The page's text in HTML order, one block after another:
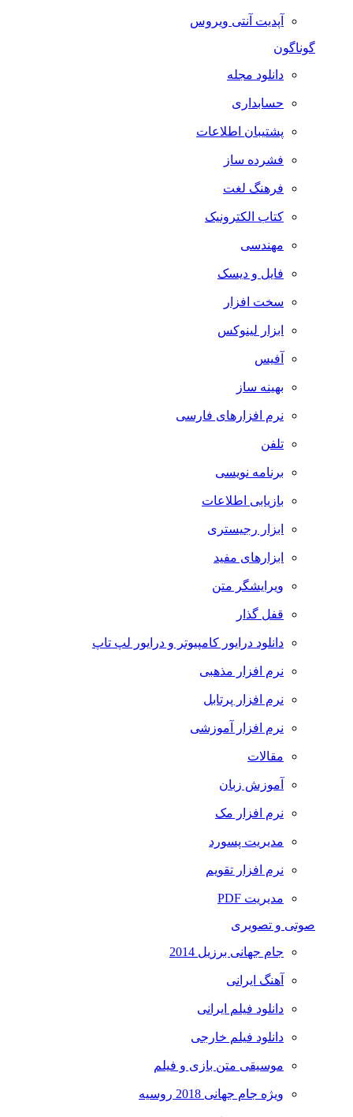
آپدیت آنتی ویروس
گوناگون
دانلود مجله
حسابداری
پشتیبان اطلاعات
فشرده ساز
فرهنگ لغت
کتاب الکترونیک
مهندسی
فایل و دیسک
سخت افزار
ابزار لینوکس
آفیس
بهینه ساز
نرم افزارهای فارسی
تلفن
برنامه نویسی
بازیابی اطلاعات
ابزار رجیستری
ابزارهای مفید
ویرایشگر متن
قفل گذار
دانلود درایور کامپیوتر و درایور لپ تاپ
نرم افزار مذهبی
نرم افزار پرتابل
نرم افزار آموزشی
مقالات
آموزش زبان
نرم افزار مک
مدیریت پسورد
نرم افزار تقویم
مدیریت PDF
صوتی و تصویری
جام جهانی برزیل 2014
آهنگ ایرانی
دانلود فیلم ایرانی
دانلود فیلم خارجی
موسیقی متن بازی و فیلم
ویژه جام جهانی 2018 روسیه